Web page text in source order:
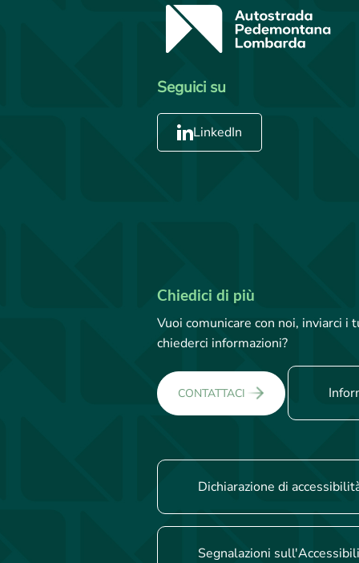
Seguici su
LinkedIn
Chiedici di più
Vuoi comunicare con noi, inviarci
chiederci informazioni?
CONTATTACI
Dichiarazione di
Segnalazioni